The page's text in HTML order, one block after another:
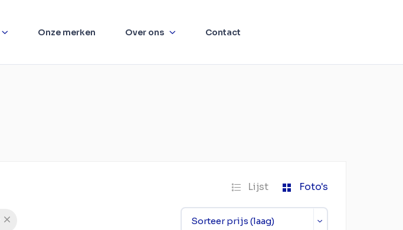
Onze merken Over ons Contact
Lijst Foto's